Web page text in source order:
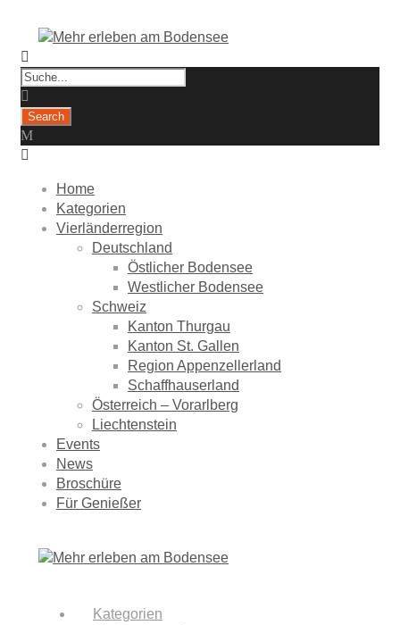
Home
Kategorien
Vierländerregion
Deutschland
Östlicher Bodensee
Westlicher Bodensee
Schweiz
Kanton Thurgau
Kanton St. Gallen
Region Appenzellerland
Schaffhauserland
Österreich – Vorarlberg
Liechtenstein
Events
News
Broschüre
Für Genießer
Kategorien